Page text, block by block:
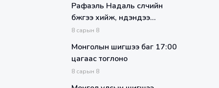
Рафаэль Надаль сүүлчийн
бүжгээ хийж, нүдэндээ
нулимстай эх спортоосоо
8сарын 8
Монголын шигшээ баг 17:00
цагаас тоглоно
8сарын 8